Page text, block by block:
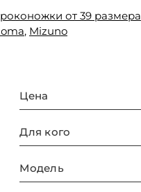
от 39 размера
, Mizuno
Цена
Для кого
Модель